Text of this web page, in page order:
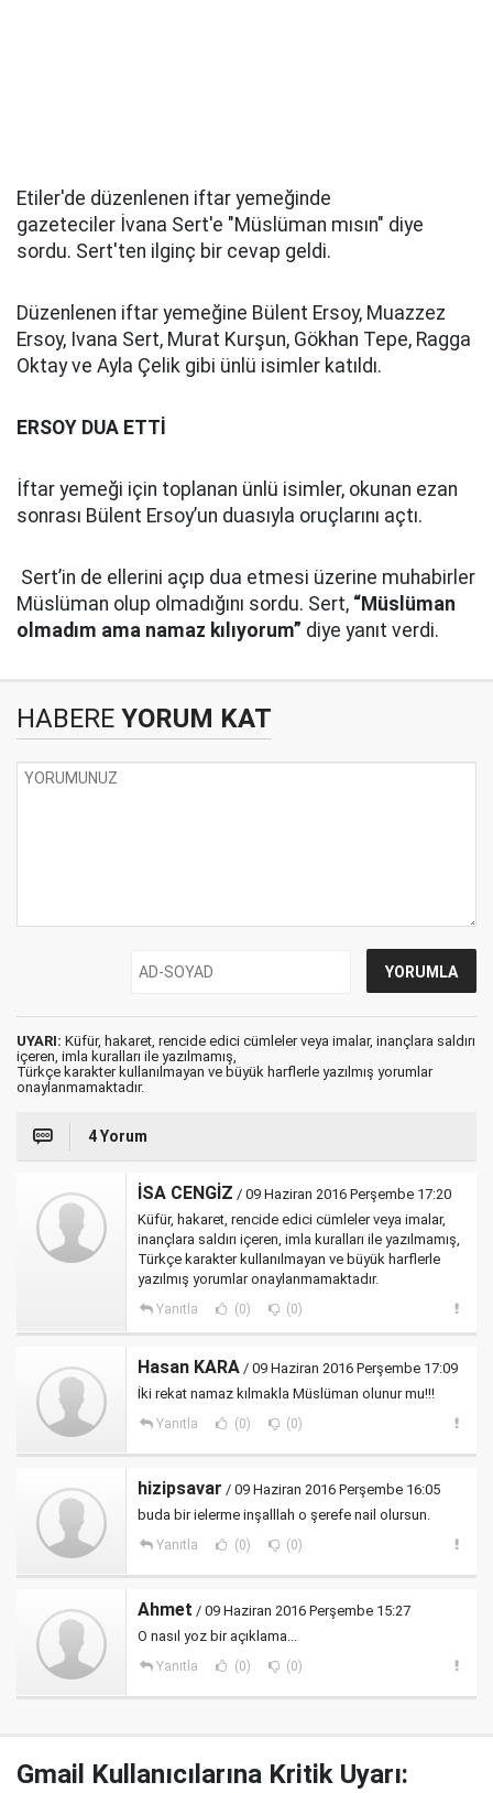
Etiler'de düzenlenen iftar yemeğinde
gazeteciler İvana Sert'e "Müslüman mısın" diye
sordu. Sert'ten ilginç bir cevap geldi.
Düzenlenen iftar yemeğine Bülent Ersoy, Muazzez
Ersoy, Ivana Sert, Murat Kurşun, Gökhan Tepe, Ragga
Oktay ve Ayla Çelik gibi ünlü isimler katıldı.
ERSOY DUA ETTİ
İftar yemeği için toplanan ünlü isimler, okunan ezan
sonrası Bülent Ersoy’un duasıyla oruçlarını açtı.
Sert’in de ellerini açıp dua etmesi üzerine muhabirler
Müslüman olup olmadığını sordu. Sert, “Müslüman
olmadım ama namaz kılıyorum” diye yanıt verdi.
HABERE YORUM KAT
UYARI: Küfür, hakaret, rencide edici cümleler veya imalar, inançlara saldırı
içeren, imla kuralları ile yazılmamış,
Türkçe karakter kullanılmayan ve büyük harflerle yazılmış yorumlar
onaylanmamaktadır.
4 Yorum
İSA CENGİZ / 09 Haziran 2016 Perşembe 17:20
Küfür, hakaret, rencide edici cümleler veya imalar,
inançlara saldırı içeren, imla kuralları ile yazılmamış,
Türkçe karakter kullanılmayan ve büyük harflerle
yazılmış yorumlar onaylanmamaktadır.
Yanıtla (0) (0)
Hasan KARA / 09 Haziran 2016 Perşembe 17:09
İki rekat namaz kılmakla Müslüman olunur mu!!!
Yanıtla (0) (0)
hizipsavar / 09 Haziran 2016 Perşembe 16:05
buda bir ielerme inşalllah o şerefe nail olursun.
Yanıtla (0) (0)
Ahmet / 09 Haziran 2016 Perşembe 15:27
O nasıl yoz bir açıklama...
Yanıtla (0) (0)
Gmail Kullanıcılarına Kritik Uyarı: